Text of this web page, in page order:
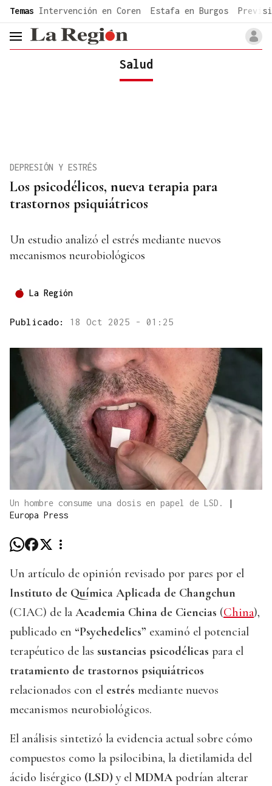
common.go-to-content
Temas Intervención en Coren Estafa en Burgos
header.menu.open
Salud
Los psicodélicos, nueva terapia para
trastornos psiquiátricos
DEPRESIÓN Y ESTRÉS
Un estudio analizó el estrés mediante nuevos
mecanismos neurobiológicos
La Región
Publicado: 18 Oct 2025 - 01:25
Un hombre consume una dosis en papel de LSD.
|
Europa Press
Un artículo de opinión revisado por pares por el
Instituto de Química Aplicada de Changchun
(CIAC) de la Academia China de Ciencias (China),
publicado en “Psychedelics” examinó el potencial
terapéutico de las sustancias psicodélicas para el
tratamiento de trastornos psiquiátricos
relacionados con el estrés mediante nuevos
mecanismos neurobiológicos.
El análisis sintetizó la evidencia actual sobre cómo
compuestos como la psilocibina, la dietilamida del
ácido lisérgico (LSD) y el MDMA podrían alterar